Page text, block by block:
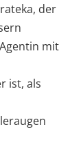
der
mit
ist, als